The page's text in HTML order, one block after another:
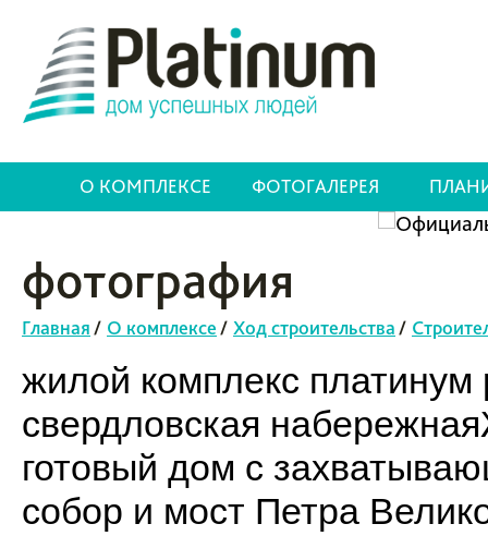
О КОМПЛЕКСЕ ФОТОГАЛЕРЕЯ
фотография
Главная / О комплексе / Ход строительства /
жилой комплекс платинум
свердловская
готовый дом с
собор и мост Петра